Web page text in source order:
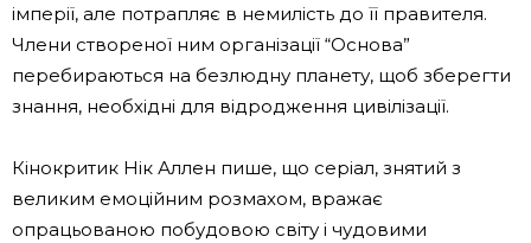
імперії, але потрапляє в немилість до її правителя.
Члени створеної ним організації “Основа”
перебираються на безлюдну планету, щоб зберегти
знання, необхідні для відродження цивілізації.
Кінокритик Нік Аллен пише, що серіал, знятий з
великим емоційним розмахом, вражає
опрацьованою побудовою світу і чудовими